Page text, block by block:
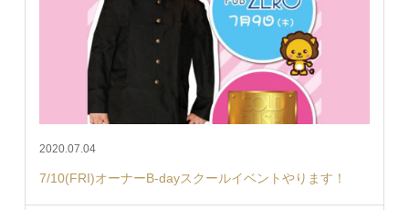
2020.07.04
7/10(FRI)オーナーB-dayスクールイベントやります！